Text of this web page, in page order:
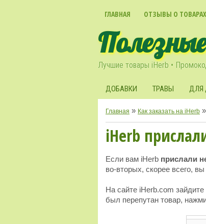
ГЛАВНАЯ ОТЗЫВЫ О ТОВАРАХ
Лучшие товары iHerb •
ДОБАВКИ ТРАВЫ ДЛЯ
Главная » Как заказать на iHerb »
iHerb
Если вам iHerb прислали
во-вторых, скорее всего,
На сайте iHerb.com зайдите
был перепутан товар,